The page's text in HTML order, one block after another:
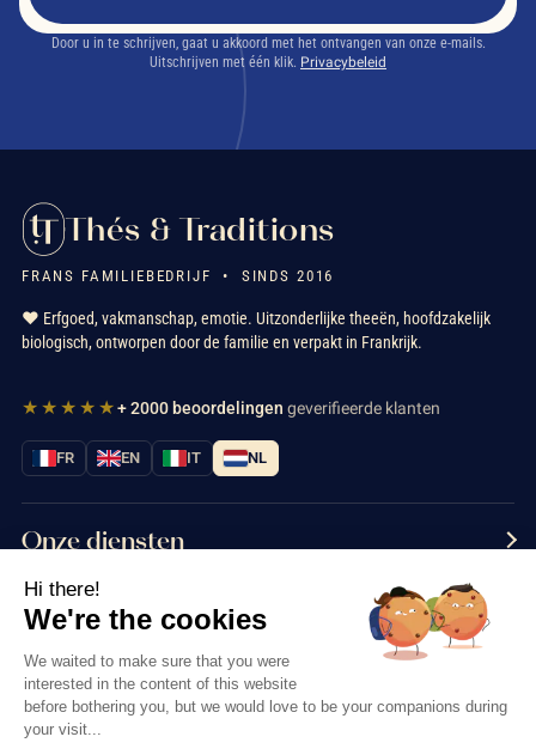
Door u in te schrijven, gaat u akkoord met het ontvangen van onze e-mails.
Uitschrijven met één klik. Privacybeleid
Thés & Traditions
FRANS FAMILIEBEDRIJF • SINDS 2016
❤️ Erfgoed, vakmanschap, emotie. Uitzonderlijke theeën, hoofdzakelijk
biologisch, ontworpen door de familie en verpakt in Frankrijk.
★★★★★+ 2000 beoordelingen geverifieerde klanten
FR EN IT NL
Onze diensten
Informatie
Neem contact met ons op
Hi there!
We're the cookies
We waited to make sure that you were
interested in the content of this website
before bothering you, but we would love to be your companions during
your visit...